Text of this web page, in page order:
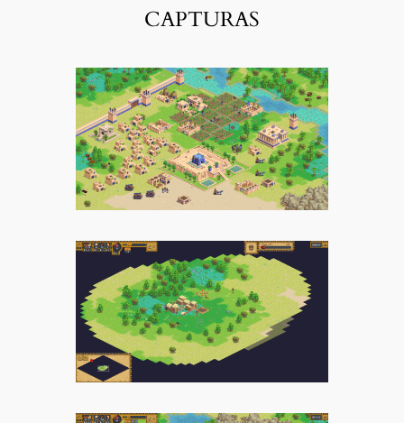
CAPTURAS